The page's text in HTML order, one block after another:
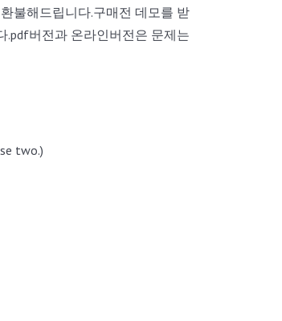
불해드립니다.구매전 데모를 받
.pdf버전과 온라인버전은 문제는
two.)